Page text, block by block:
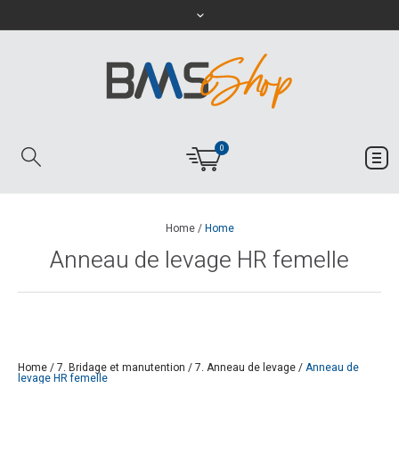
0
Home/Home
Anneau de levage HR femelle
Home/7. Bridage et manutention /7. Anneau de levage/Anneau de
levage HR femelle